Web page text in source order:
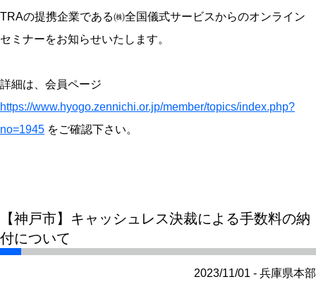
TRAの提携企業である㈱全国儀式サービスからのオンライン
セミナーをお知らせいたします。
詳細は、会員ページ
https://www.hyogo.zennichi.or.jp/member/topics/index.php?
no=1945 をご確認下さい。
【神戸市】キャッシュレス決裁による手数料の納
付について
2023/11/01 - 兵庫県本部